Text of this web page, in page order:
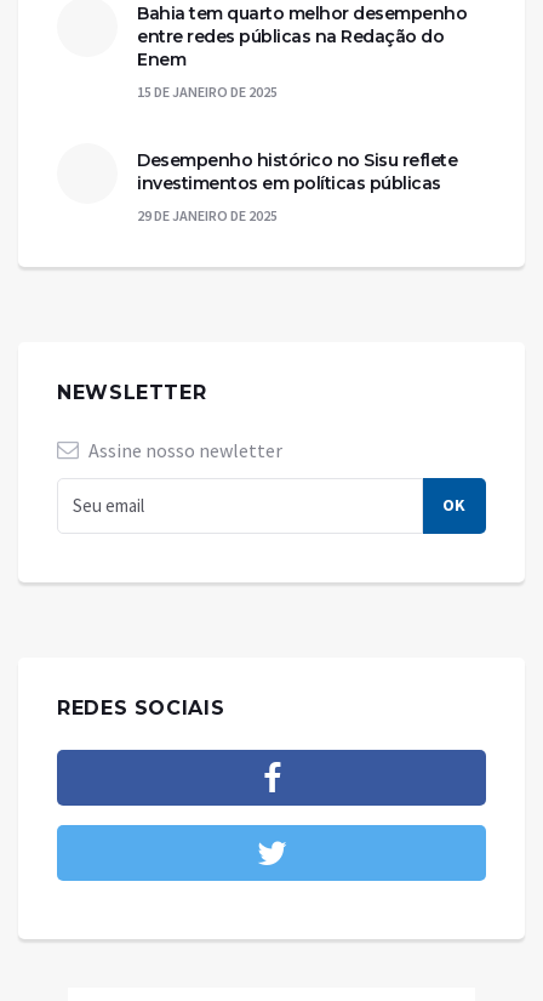
Bahia tem quarto melhor desempenho
entre redes públicas na Redação do
Enem
15 DE JANEIRO DE 2025
Desempenho histórico no Sisu reflete
investimentos em políticas públicas
29 DE JANEIRO DE 2025
NEWSLETTER
Assine nosso newletter
REDES SOCIAIS